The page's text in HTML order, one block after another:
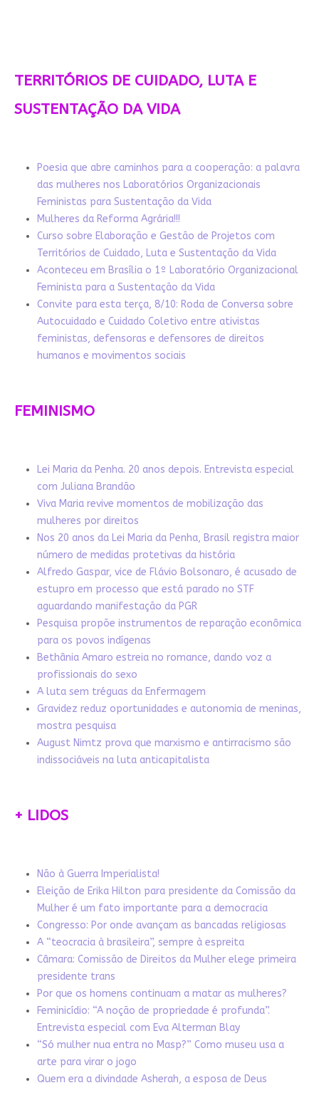
TERRITÓRIOS DE CUIDADO, LUTA E
SUSTENTAÇÃO DA VIDA
Poesia que abre caminhos para a cooperação: a palavra
das mulheres nos Laboratórios Organizacionais
Feministas para Sustentação da Vida
Mulheres da Reforma Agrária!!!
Curso sobre Elaboração e Gestão de Projetos com
Territórios de Cuidado, Luta e Sustentação da Vida
Aconteceu em Brasília o 1º Laboratório Organizacional
Feminista para a Sustentação da Vida
Convite para esta terça, 8/10: Roda de Conversa sobre
Autocuidado e Cuidado Coletivo entre ativistas
feministas, defensoras e defensores de direitos
humanos e movimentos sociais
FEMINISMO
Lei Maria da Penha. 20 anos depois. Entrevista especial
com Juliana Brandão
Viva Maria revive momentos de mobilização das
mulheres por direitos
Nos 20 anos da Lei Maria da Penha, Brasil registra maior
número de medidas protetivas da história
Alfredo Gaspar, vice de Flávio Bolsonaro, é acusado de
estupro em processo que está parado no STF
aguardando manifestação da PGR
Pesquisa propõe instrumentos de reparação econômica
para os povos indígenas
Bethânia Amaro estreia no romance, dando voz a
profissionais do sexo
A luta sem tréguas da Enfermagem
Gravidez reduz oportunidades e autonomia de meninas,
mostra pesquisa
August Nimtz prova que marxismo e antirracismo são
indissociáveis na luta anticapitalista
+ LIDOS
Não à Guerra Imperialista!
Eleição de Erika Hilton para presidente da Comissão da
Mulher é um fato importante para a democracia
Congresso: Por onde avançam as bancadas religiosas
A “teocracia à brasileira”, sempre à espreita
Câmara: Comissão de Direitos da Mulher elege primeira
presidente trans
Por que os homens continuam a matar as mulheres?
Feminicídio: “A noção de propriedade é profunda”.
Entrevista especial com Eva Alterman Blay
“Só mulher nua entra no Masp?” Como museu usa a
arte para virar o jogo
Quem era a divindade Asherah, a esposa de Deus